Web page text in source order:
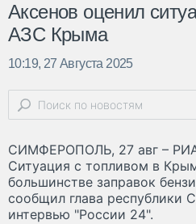
Аксенов оценил
АЗС Крыма
10:19, 27 Августа 2025
СИМФЕРОПОЛЬ, 27 авг –
Ситуация с топливом в
большинстве заправок
сообщил глава республики
интервью "России 24".